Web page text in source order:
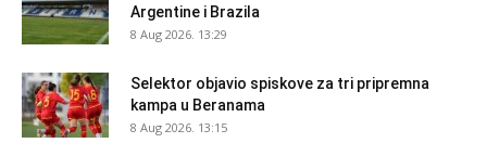
Argentine i Brazila
8 Aug 2026. 13:29
Selektor objavio spiskove za tri pripremna
kampa u Beranama
8 Aug 2026. 13:15